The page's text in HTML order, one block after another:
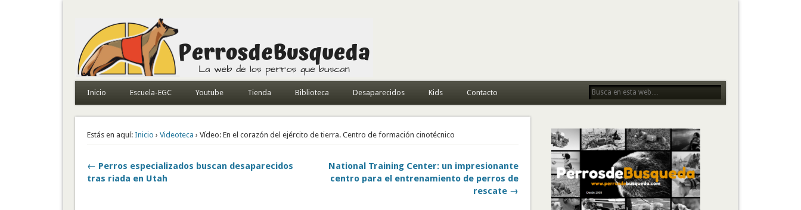
Todo sobre perros de búsqueda y detectores
Inicio Escuela-EGC Youtube Tienda Biblioteca Desaparecidos Kids Contacto
Estás en aquí: Inicio › Videoteca › Vídeo: En el corazón del ejército de tierra. Centro de formación cinotécnico
← Perros especializados buscan desaparecidos
tras riada en Utah
National Training Center: un impresionante
centro para el entrenamiento de perros de
rescate →